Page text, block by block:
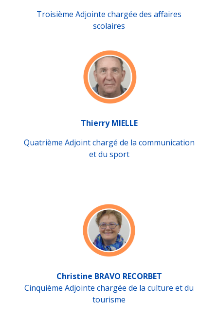
Troisième Adjointe chargée des affaires
scolaires
Thierry MIELLE
Quatrième Adjoint chargé de la communication
et du sport
Christine BRAVO RECORBET
Cinquième Adjointe chargée de la culture et du
tourisme